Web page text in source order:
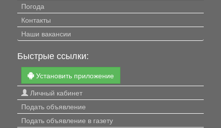
Погода
Контакты
Наши вакансии
Быстрые ссылки:
Установить приложение
Личный кабинет
Подать объявление
Подать объявление в газету